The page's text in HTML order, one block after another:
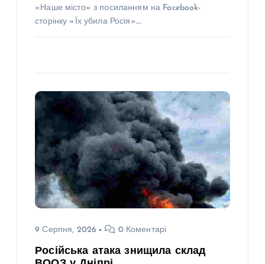
«Наше місто» з посиланням на Facebook-
сторінку «Їх убила Росія».…
9 Серпня, 2026 0 Коментарі
Російська атака знищила склад